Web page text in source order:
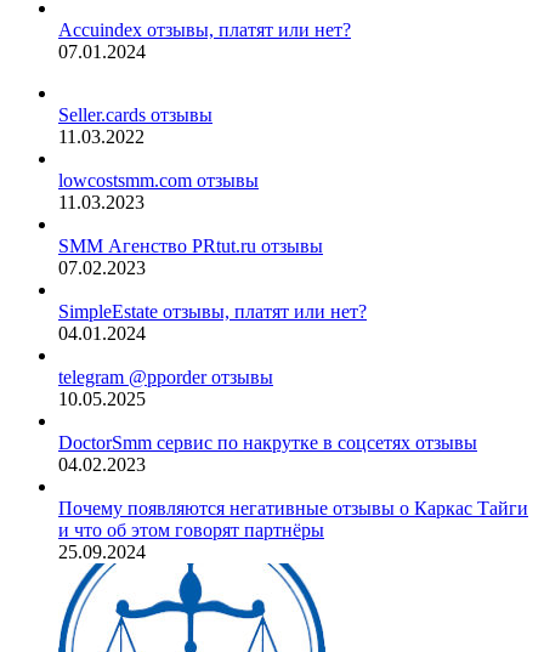
Accuindex отзывы, платят или нет?
07.01.2024
Seller.cards отзывы
11.03.2022
lowcostsmm.com отзывы
11.03.2023
SMM Агенство PRtut.ru отзывы
07.02.2023
SimpleEstate отзывы, платят или нет?
04.01.2024
telegram @pporder отзывы
10.05.2025
DoctorSmm сервис по накрутке в соцсетях отзывы
04.02.2023
Почему появляются негативные отзывы о Каркас Тайги
и что об этом говорят партнёры
25.09.2024